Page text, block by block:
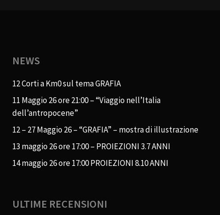
NEWS
12 Corti a Km0 sul tema GRAFIA
11 Maggio 26 ore 21:00 – “Viaggio nell’Italia
dell’antropocene”
12 – 27 Maggio 26 – “GRAFIA” – mostra di illustrazione
13 maggio 26 ore 17:00 – PROIEZIONI 3.7 ANNI
14 maggio 26 ore 17:00 PROIEZIONI 8.10 ANNI
ULTIME RECENSIONI